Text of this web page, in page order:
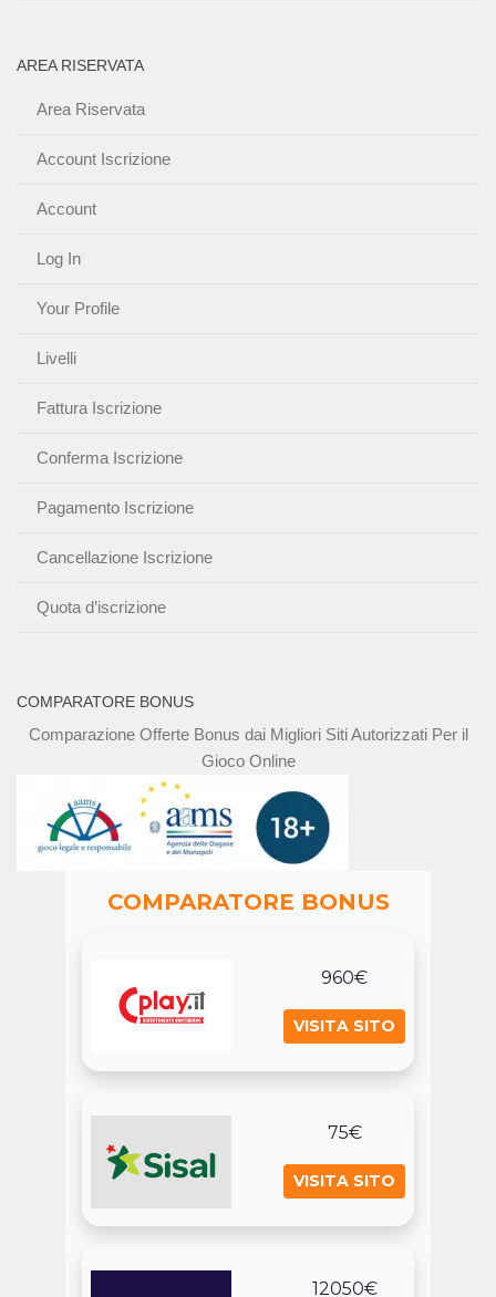
AREA RISERVATA
Area Riservata
Account Iscrizione
Account
Log In
Your Profile
Livelli
Fattura Iscrizione
Conferma Iscrizione
Pagamento Iscrizione
Cancellazione Iscrizione
Quota d’iscrizione
COMPARATORE BONUS
Comparazione Offerte Bonus dai Migliori Siti Autorizzati Per il
Gioco Online